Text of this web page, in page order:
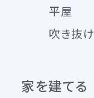
平屋
吹き抜け
家を建てる